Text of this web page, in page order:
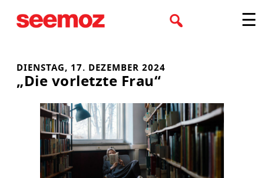
Inhalt
☰
DIENSTAG, 17. DEZEMBER 2024
„Die vorletzte Frau“